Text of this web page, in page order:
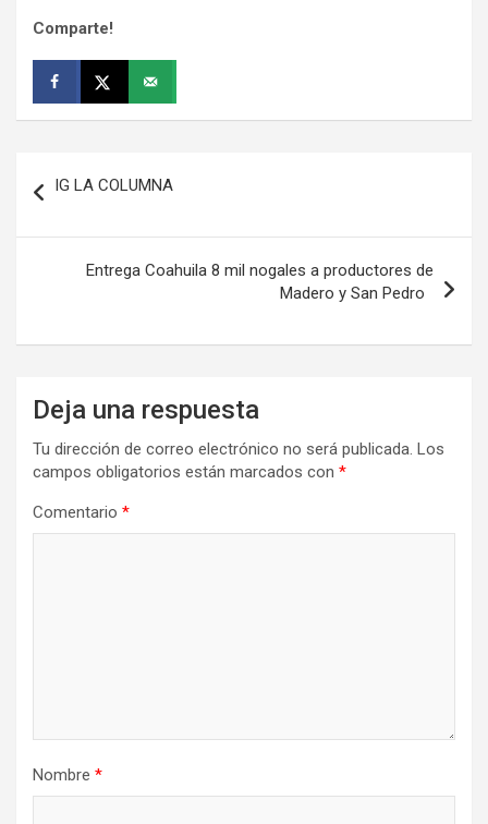
Comparte!
de
entradas
IG LA COLUMNA
Entrega Coahuila 8 mil nogales a productores de
Madero y San Pedro
Deja una respuesta
Tu dirección de correo electrónico no será publicada. Los
campos obligatorios están marcados con *
Comentario *
Nombre *